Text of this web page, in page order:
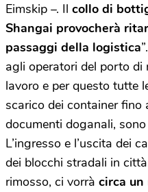
Eimskip –. Il collo di
Shangai provocherà
passaggi della logistica
agli operatori del porto
lavoro e per questo tutte
scarico dei container fino
documenti doganali,
L’ingresso e l’uscita dei
dei blocchi stradali in
rimosso, ci vorrà circa